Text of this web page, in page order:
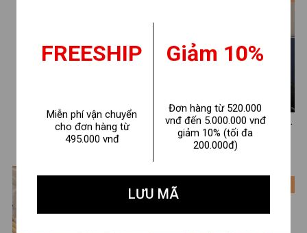
Áo Baby tee nữ "EMPTY"
chất cotton - Áo thun Baby
150.000 ₫ 240.000 ₫
[Form Vừa] Áo thun nữ cổ tim
form vừa in hình - Áo phông
nữ cổ V Loza G0217
160.000 ₫ 240.000 ₫
FREESHIP
Miễn phí vận chuyển
cho đơn hàng từ
495.000 vnđ
Giảm 10%
Đơn hàng từ 520.000
vnđ đến 5.000.000 vnđ
giảm 10% (tối đa
200.000đ)
LƯU MÃ